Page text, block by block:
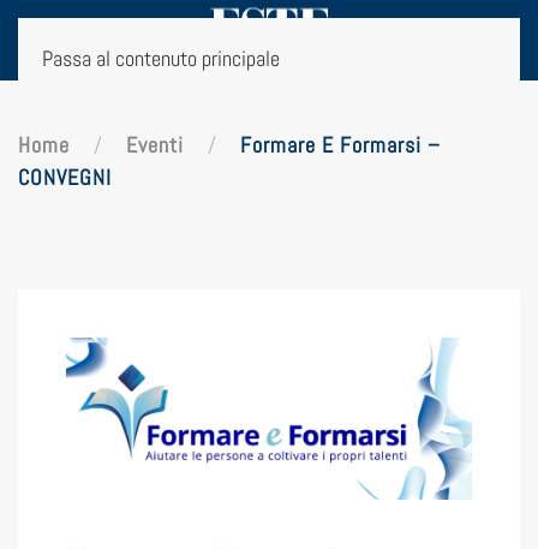
Passa al contenuto principale
Home Eventi
Formare E Formarsi –
CONVEGNI